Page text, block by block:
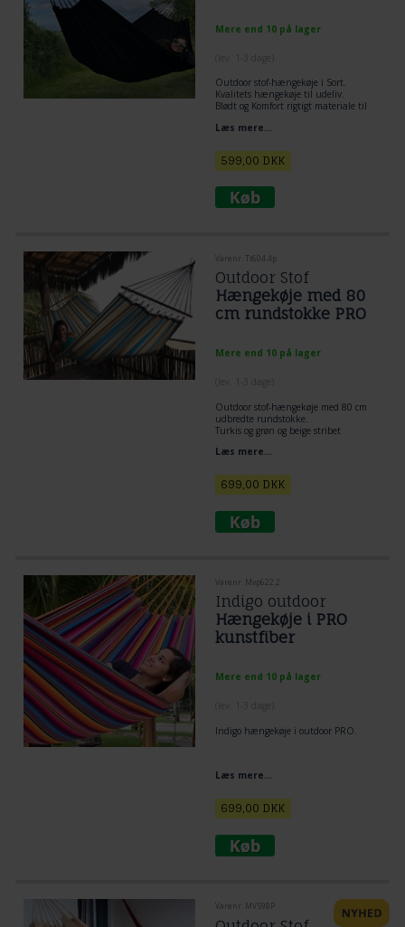
Mere end 10 på lager
Outdoor stof-hængekøje i Sort.
Kvalitets hængekøje til udeliv.
Blødt og Komfort rigtigt materiale til
stof der er blødt og komfortabel.
Stoffet der også kan klare at hænge
Liggeareal stof: 145 x 220 cm. Total
340 cm
Velegnet til 1 person eventuelt 2
Læs mere...
599,00 DKK
Varenr. Tt604.4p
Outdoor Stof
Hængekøje med 80
cm rundstokke PRO
Mere end 10 på lager
Outdoor stof-hængekøje med 80 cm
udbredte rundstokke.
Turkis og grøn og beige stribet
Blødt og comfort rigtigt materiale til
Læs mere...
699,00 DKK
Varenr. Mvp622.2
Indigo outdoor
Hængekøje i PRO
kunstfiber
Mere end 10 på lager
Indigo hængekøje i outdoor PRO.
Læs mere...
699,00 DKK
Varenr. MV598P